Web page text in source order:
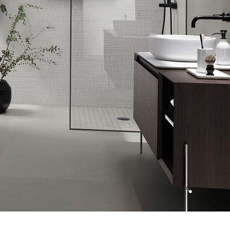
brillanter und satinierter Marmoroptik,
Ein Format,
der
Wir haben die visionärsten Trends des kommenden
Jahres in vier einzigartige Stilrichtungen
zusammengefasst – für alle, die nicht nur einen
Wandbelag, sondern Emotionen suchen.
is of incalculable value
planen das wohnen im
unsere umwelt.
Jedes Projekt beginnt bei
Inspiration, Forschung und
Experimentieren mit neuen
und Materialien.